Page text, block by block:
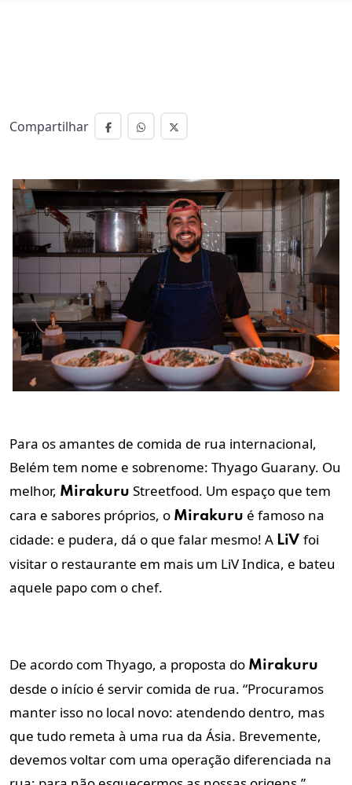
Compartilhar
Para os amantes de comida de rua internacional,
Belém tem nome e sobrenome: Thyago Guarany. Ou
melhor, Mirakuru Streetfood. Um espaço que tem
cara e sabores próprios, o Mirakuru é famoso na
cidade: e pudera, dá o que falar mesmo! A LiV foi
visitar o restaurante em mais um LiV Indica, e bateu
aquele papo com o chef.
De acordo com Thyago, a proposta do Mirakuru
desde o início é servir comida de rua. “Procuramos
manter isso no local novo: atendendo dentro, mas
que tudo remeta à uma rua da Ásia. Brevemente,
devemos voltar com uma operação diferenciada na